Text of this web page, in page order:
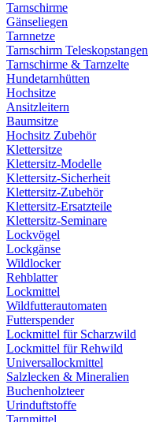
Tarnschirme
Gänseliegen
Tarnnetze
Tarnschirm Teleskopstangen
Tarnschirme & Tarnzelte
Hundetarnhütten
Hochsitze
Ansitzleitern
Baumsitze
Hochsitz Zubehör
Klettersitze
Klettersitz-Modelle
Klettersitz-Sicherheit
Klettersitz-Zubehör
Klettersitz-Ersatzteile
Klettersitz-Seminare
Lockvögel
Lockgänse
Wildlocker
Rehblatter
Lockmittel
Wildfutterautomaten
Futterspender
Lockmittel für Scharzwild
Lockmittel für Rehwild
Universallockmittel
Salzlecken & Mineralien
Buchenholzteer
Urinduftstoffe
Tarnmittel